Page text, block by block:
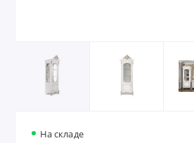
На складе